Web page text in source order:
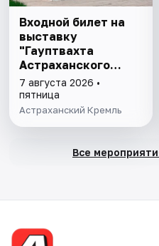
Входной билет на
выставку
"Гауптвахта
Астраханского
гарнизона. XIX в."
7 августа 2026 •
пятница
Астраханский Кремль
Все